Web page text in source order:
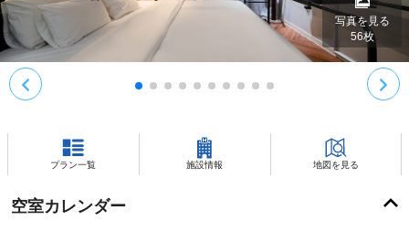
写真を見る
56枚
プラン一覧 施設情報 地図を見る
空室カレンダー